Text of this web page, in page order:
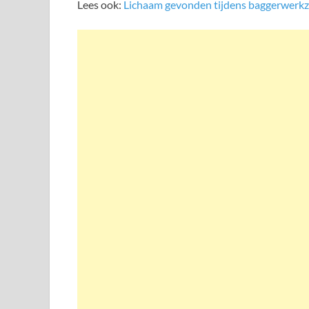
Lees ook: Lichaam gevonden tijdens